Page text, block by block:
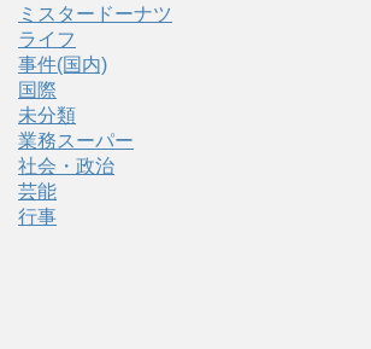
ミスタードーナツ
ライフ
事件(国内)
国際
未分類
業務スーパー
社会・政治
芸能
行事